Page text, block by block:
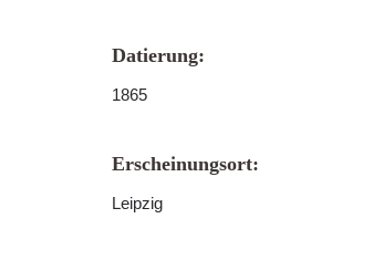
Datierung:
1865
Erscheinungsort:
Leipzig